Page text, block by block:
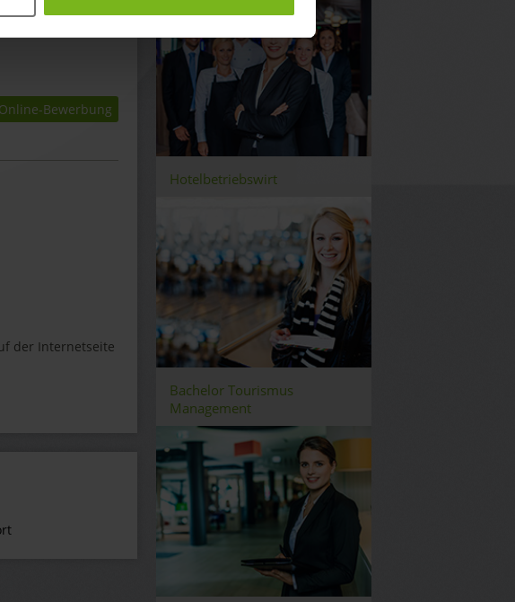
Bewerbung
der Internetseite
Hotelbetriebswirt
Bachelor Tourismus
Management